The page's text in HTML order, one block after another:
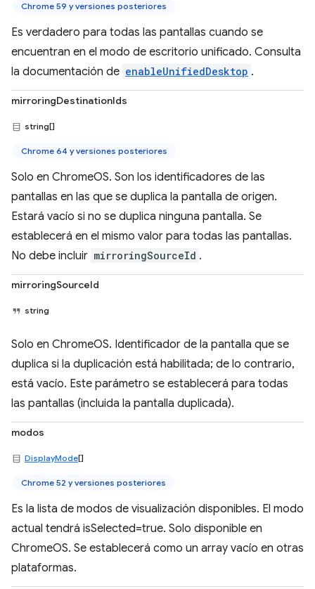
Chrome 59 y versiones posteriores
Es verdadero para todas las pantallas cuando se
encuentran en el modo de escritorio unificado. Consulta
la documentación de enableUnifiedDesktop .
mirroringDestinationIds
string[]
Chrome 64 y versiones posteriores
Solo en ChromeOS. Son los identificadores de las
pantallas en las que se duplica la pantalla de origen.
Estará vacío si no se duplica ninguna pantalla. Se
establecerá en el mismo valor para todas las pantallas.
No debe incluir mirroringSourceId .
mirroringSourceId
string
Solo en ChromeOS. Identificador de la pantalla que se
duplica si la duplicación está habilitada; de lo contrario,
está vacío. Este parámetro se establecerá para todas
las pantallas (incluida la pantalla duplicada).
modos
DisplayMode[]
Chrome 52 y versiones posteriores
Es la lista de modos de visualización disponibles. El modo
actual tendrá isSelected=true. Solo disponible en
ChromeOS. Se establecerá como un array vacío en otras
plataformas.